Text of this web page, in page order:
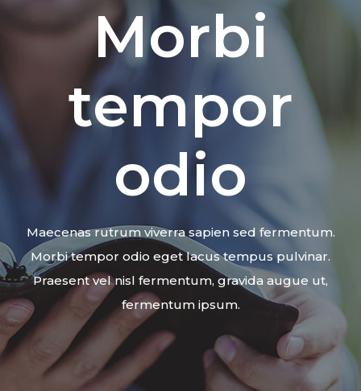
Morbi
tempor
odio
Maecenas rutrum viverra sapien sed fermentum.
Morbi tempor odio eget lacus tempus pulvinar.
Praesent vel nisl fermentum, gravida augue ut,
fermentum ipsum.